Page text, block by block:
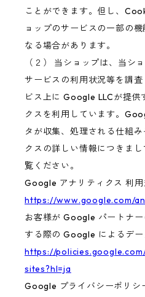
ことができます。但し、
ョップのサービスの一部の
なる場合があります。
（２） 当ショップは、当シ
サービスの利用状況等を調
ビス上に Google LLCが提
クスを利用しています。
タが収集、処理される仕組
クスの詳しい情報につきま
覧ください。
Google アナリティクス 利用
https://www.google.com/
お客様が Google パートナ
する際の Google によるデー
https://
sites?hl=ja
Google プライバシーポリシ